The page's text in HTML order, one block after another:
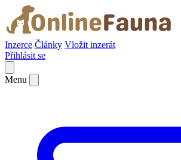
Inzerce Články Vložit inzerát
Přihlásit se
Menu